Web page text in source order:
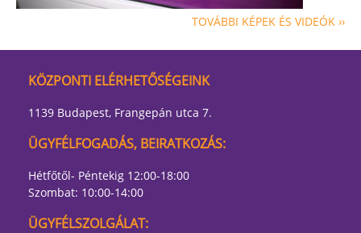
TOVÁBBI KÉPEK ÉS VIDEÓK ››
KÖZPONTI ELÉRHETŐSÉGEINK
1139 Budapest, Frangepán utca 7.
ÜGYFÉLFOGADÁS, BEIRATKOZÁS:
Hétfőtől- Péntekig 12:00-18:00
Szombat: 10:00-14:00
ÜGYFÉLSZOLGÁLAT: